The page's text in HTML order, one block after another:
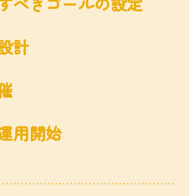
計
用開始